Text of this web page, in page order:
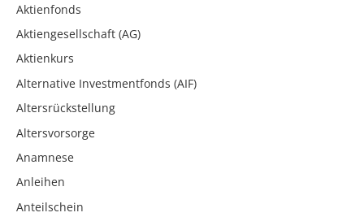
Aktienfonds
Aktiengesellschaft (AG)
Aktienkurs
Alternative Investmentfonds (AIF)
Altersrückstellung
Altersvorsorge
Anamnese
Anleihen
Anteilschein